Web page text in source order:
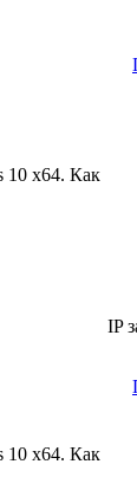
10 x64. Как
IP
10 x64. Как